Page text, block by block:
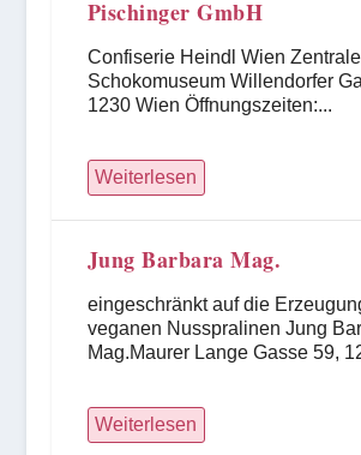
Pischinger GmbH
Confiserie Heindl Wien
Schokomuseum Willendorfer
1230 Wien Öffnungszeiten:...
Weiterlesen
Jung Barbara Mag.
eingeschränkt auf die
veganen Nusspralinen Jung
Mag.Maurer Lange Gasse 59,
Weiterlesen